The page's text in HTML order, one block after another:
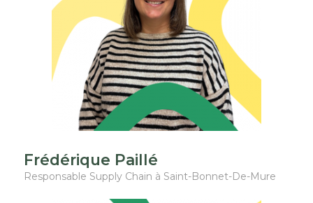
Frédérique Paillé
Responsable Supply Chain à Saint-Bonnet-De-Mure